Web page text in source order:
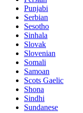
Punjabi
Serbian
Sesotho
Sinhala
Slovak
Slovenian
Somali
Samoan
Scots Gaelic
Shona
Sindhi
Sundanese